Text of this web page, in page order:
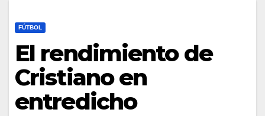
FÚTBOL
El rendimiento de
Cristiano en
entredicho